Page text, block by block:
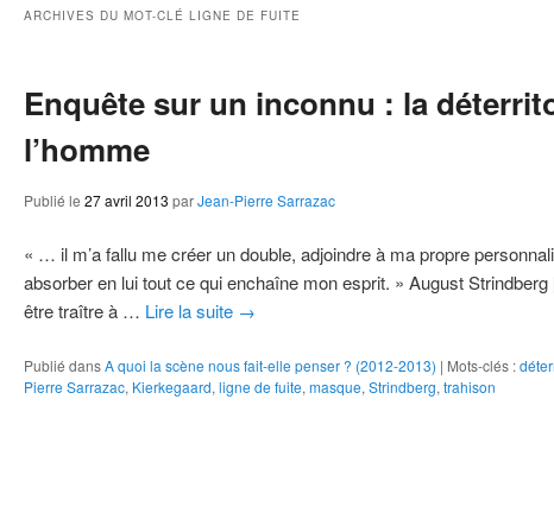
ARCHIVES DU MOT-CLÉ LIGNE DE FUITE
Enquête sur un inconnu : la
l’homme
Publié le 27 avril 2013 parJean-Pierre Sarrazac
« … il m’a fallu me créer un double, adjoindre à ma propre
absorber en lui tout ce qui enchaîne mon esprit. » August
être traître à … Lire la suite →
Publié dansA quoi la scène nous fait-elle penser ? (2012-2013) | Mots-clés :
Pierre Sarrazac, Kierkegaard, ligne de fuite, masque, Strindberg, trahison